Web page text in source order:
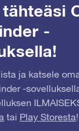
-
ja katsele
-
tai Play Storesta!